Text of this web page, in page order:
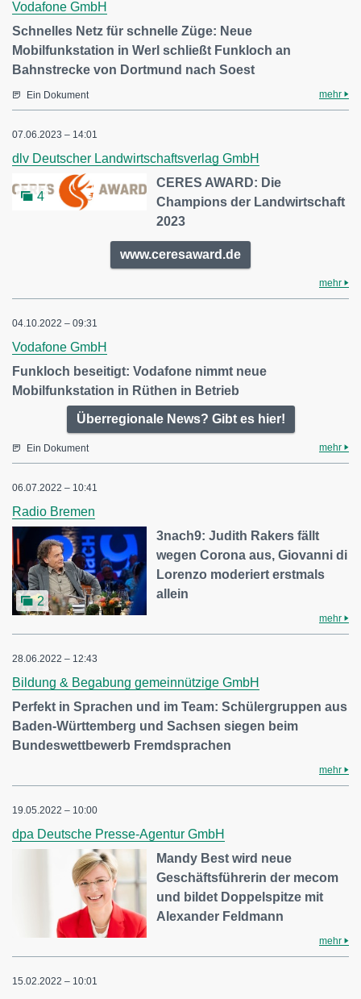
Vodafone GmbH
Schnelles Netz für schnelle Züge: Neue
Mobilfunkstation in Werl schließt Funkloch an
Bahnstrecke von Dortmund nach Soest
Ein Dokument mehr
07.06.2023 – 14:01
dlv Deutscher Landwirtschaftsverlag GmbH
4
CERES AWARD: Die
Champions der Landwirtschaft
2023
www.ceresaward.de
mehr
04.10.2022 – 09:31
Vodafone GmbH
Funkloch beseitigt: Vodafone nimmt neue
Mobilfunkstation in Rüthen in Betrieb
Überregionale News? Gibt es hier!
Ein Dokument mehr
06.07.2022 – 10:41
Radio Bremen
2
3nach9: Judith Rakers fällt
wegen Corona aus, Giovanni di
Lorenzo moderiert erstmals
allein
mehr
28.06.2022 – 12:43
Bildung & Begabung gemeinnützige GmbH
Perfekt in Sprachen und im Team: Schülergruppen aus
Baden-Württemberg und Sachsen siegen beim
Bundeswettbewerb Fremdsprachen
mehr
19.05.2022 – 10:00
dpa Deutsche Presse-Agentur GmbH
Mandy Best wird neue
Geschäftsführerin der mecom
und bildet Doppelspitze mit
Alexander Feldmann
mehr
15.02.2022 – 10:01